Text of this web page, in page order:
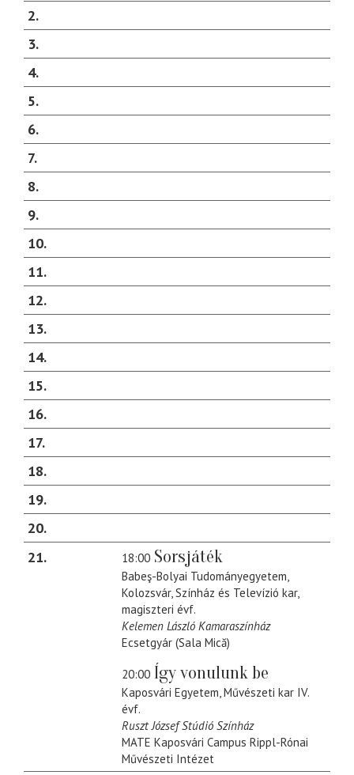
2
3
4
5
6
7
8
9
10
11
12
13
14
15
16
17
18
19
20
21
18:00 Sorsjáték
Babeş-Bolyai Tudományegyetem,
Kolozsvár, Színház és Televízió kar,
magiszteri évf.
Kelemen László Kamaraszínház
Ecsetgyár (Sala Mică)
20:00 Így vonulunk be
Kaposvári Egyetem, Művészeti kar IV.
évf.
Ruszt József Stúdió Színház
MATE Kaposvári Campus Rippl-Rónai
Művészeti Intézet